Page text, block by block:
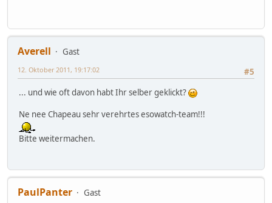
Averell
Gast
#5
12. Oktober 2011, 19:17:02
... und wie oft davon habt Ihr selber geklickt?
Ne nee Chapeau sehr verehrtes esowatch-team!!!
Bitte weitermachen.
PaulPanter
Gast